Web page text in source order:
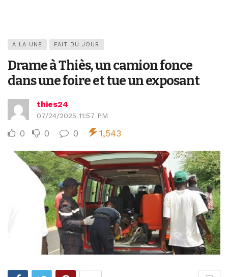
A LA UNE FAIT DU JOUR
Drame à Thiès, un camion fonce
dans une foire et tue un exposant
thies24
07/24/2025 11:57 PM
0 0 0 1,543